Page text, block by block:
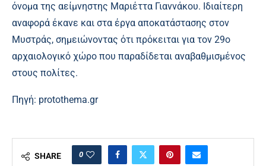
όνομα της αείμνηστης Μαριέττα Γιαννάκου. Ιδιαίτερη
αναφορά έκανε και στα έργα αποκατάστασης στον
Μυστράς, σημειώνοντας ότι πρόκειται για τον 29ο
αρχαιολογικό χώρο που παραδίδεται αναβαθμισμένος
στους πολίτες.
Πηγή: protothema.gr
SHARE 0